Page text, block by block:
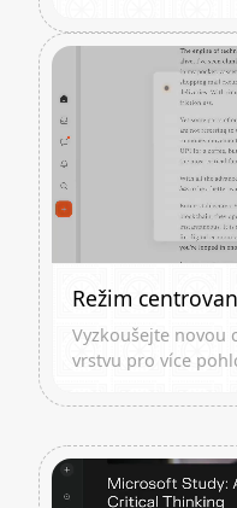
Režim
Vyzkoušejte novou
vrstvu pro více